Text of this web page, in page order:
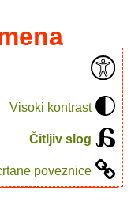
Visoki kontrast
Čitljiv slog
poveznice